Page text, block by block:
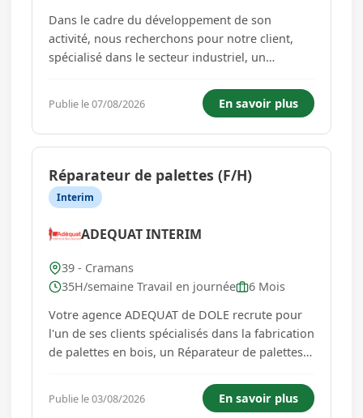
Dans le cadre du développement de son
activité, nous recherchons pour notre client,
spécialisé dans le secteur industriel, un
Assurer la production - Contrôler la qualité des
produits fabriqués - Respecter les consignes de
sécurité et d'hygiène...
Publie le 07/08/2026 En savoir plus
Réparateur de palettes (F/H)
Interim
ADEQUAT INTERIM
39 - Cramans
35H/semaine Travail en journée
6 Mois
Votre agence ADEQUAT de DOLE recrute pour
l'un de ses clients spécialisés dans la fabrication
de palettes en bois, un Réparateur de palettes
matériaux nécessaires à la fabrication des
Publie le 03/08/2026 En savoir plus